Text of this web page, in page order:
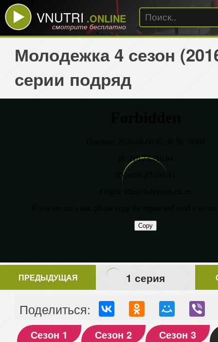
VNUTRI .ONLINE
смотрите бесплатно
Молодежка 4 сезон
серии подряд
ПРЕДЫДУЩАЯ 1 серия
Поделиться:
Сезон 1 Сезон 2
Сезон 3